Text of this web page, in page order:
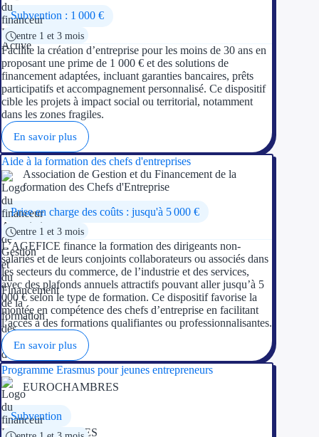
Subvention : 1 000 €
entre 1 et 3 mois
Facilite la création d’entreprise pour les moins de 30 ans en
proposant une prime de 1 000 € et des solutions de
financement adaptées, incluant garanties bancaires, prêts
participatifs et accompagnement personnalisé. Ce dispositif
cible les projets à impact social ou territorial, notamment
dans les zones fragiles.
En savoir plus
Aide à la formation des chefs d'entreprises
Association de Gestion et du Financement de la
formation des Chefs d'Entreprise
Prise en charge des coûts : jusqu'à 5 000 €
entre 1 et 3 mois
L’AGEFICE finance la formation des dirigeants non-
salariés et de leurs conjoints collaborateurs ou associés dans
les secteurs du commerce, de l’industrie et des services,
avec des plafonds annuels attractifs pouvant aller jusqu’à 5
000 € selon le type de formation. Ce dispositif favorise la
montée en compétence des chefs d’entreprise en facilitant
l’accès à des formations qualifiantes ou professionnalisantes.
En savoir plus
Programme Erasmus pour jeunes entrepreneurs
EUROCHAMBRES
Subvention